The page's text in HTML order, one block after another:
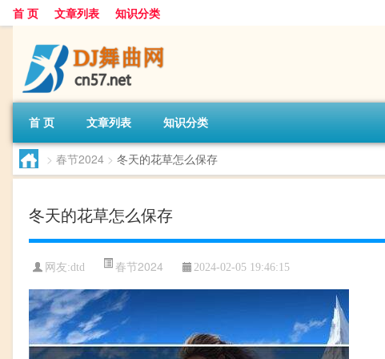
首 页 文章列表 知识分类
首 页 文章列表 知识分类
> 春节2024 > 冬天的花草怎么保存
冬天的花草怎么保存
网友:dtd 春节2024 2024-02-05 19:46:15